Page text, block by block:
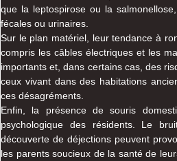
que la leptospirose ou la
fécales ou urinaires.
Sur le plan matériel, leur tendance à
compris les câbles électriques et les
importants et, dans certains cas, des
ceux vivant dans des habitations
ces désagréments.
Enfin, la présence de souris
psychologique des résidents. Le
découverte de déjections peuvent
les parents soucieux de la santé de